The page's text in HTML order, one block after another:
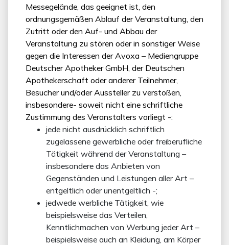
Messegelände, das geeignet ist, den
ordnungsgemäßen Ablauf der Veranstaltung, den
Zutritt oder den Auf- und Abbau der
Veranstaltung zu stören oder in sonstiger Weise
gegen die Interessen der Avoxa – Mediengruppe
Deutscher Apotheker GmbH, der Deutschen
Apothekerschaft oder anderer Teilnehmer,
Besucher und/oder Aussteller zu verstoßen,
insbesondere- soweit nicht eine schriftliche
Zustimmung des Veranstalters vorliegt -:
jede nicht ausdrücklich schriftlich
zugelassene gewerbliche oder freiberufliche
Tätigkeit während der Veranstaltung –
insbesondere das Anbieten von
Gegenständen und Leistungen aller Art –
entgeltlich oder unentgeltlich -;
jedwede werbliche Tätigkeit, wie
beispielsweise das Verteilen,
Kenntlichmachen von Werbung jeder Art –
beispielsweise auch an Kleidung, am Körper